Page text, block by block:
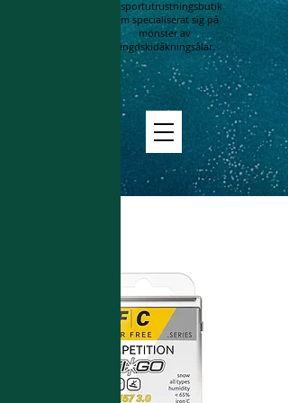
En sportutrustningsbutik
som specialiserat sig på
mönster av
längdskidåkningsålar.